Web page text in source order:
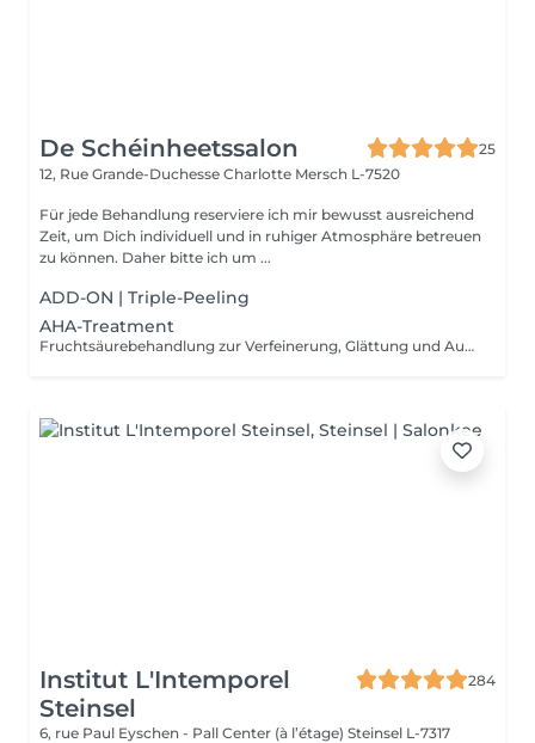
De Schéinheetssalon
25
12, Rue Grande-Duchesse Charlotte Mersch L-7520
Für jede Behandlung reserviere ich mir bewusst ausreichend
Zeit, um Dich individuell und in ruhiger Atmosphäre betreuen
zu können. Daher bitte ich um ...
ADD-ON | Triple-Peeling
AHA-Treatment
Fruchtsäurebehandlung zur Verfeinerung, Glättung und Aufhellung des Hautbildes. Die Furchtsäureintensität wird individuell angepasst und kann auch als Kur für nachhaltige Ergebnisse gebucht werden. Aktion (5+1 gratis) möglich, diese wird individuell auf dein Hautbild abgestimmt Intervalle und Details besprechen wir persönlich vor Ort, um optimale Ergebnisse zu erzielen
Institut L'Intemporel
Steinsel
284
6, rue Paul Eyschen - Pall Center (à l’étage) Steinsel L-7317